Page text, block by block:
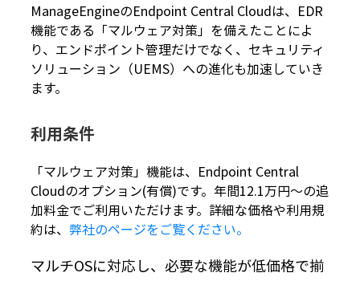
ManageEngineのEndpoint Central Cloudは、EDR
機能である「マルウェア対策」を備えたことによ
り、エンドポイント管理だけでなく、セキュリティ
ソリューション（UEMS）への進化も加速していき
ます。
利用条件
「マルウェア対策」機能は、Endpoint Central
Cloudのオプション(有償)です。年間12.1万円～の追
加料金でご利用いただけます。詳細な価格や利用規
約は、 弊社のページをご覧ください。
マルチOSに対応し、必要な機能が低価格で揃